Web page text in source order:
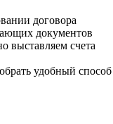
договора
документов
выставляем счета
удобный